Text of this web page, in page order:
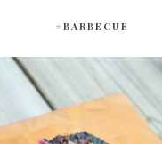
#BARBECUE